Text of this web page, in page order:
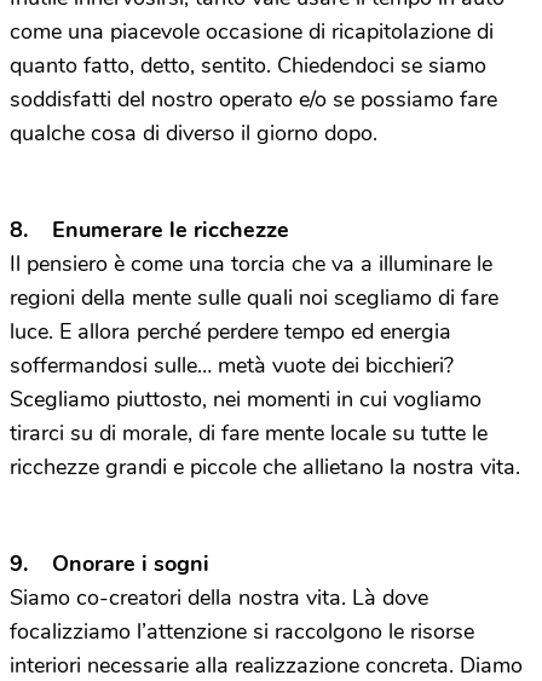
come una piacevole occasione di ricapitolazione di
quanto fatto, detto, sentito. Chiedendoci se siamo
soddisfatti del nostro operato e/o se possiamo fare
qualche cosa di diverso il giorno dopo.
8. Enumerare le ricchezze
Il pensiero è come una torcia che va a illuminare le
regioni della mente sulle quali noi scegliamo di fare
luce. E allora perché perdere tempo ed energia
soffermandosi sulle… metà vuote dei bicchieri?
Scegliamo piuttosto, nei momenti in cui vogliamo
tirarci su di morale, di fare mente locale su tutte le
ricchezze grandi e piccole che allietano la nostra vita.
9. Onorare i sogni
Siamo co-creatori della nostra vita. Là dove
focalizziamo l’attenzione si raccolgono le risorse
interiori necessarie alla realizzazione concreta. Diamo